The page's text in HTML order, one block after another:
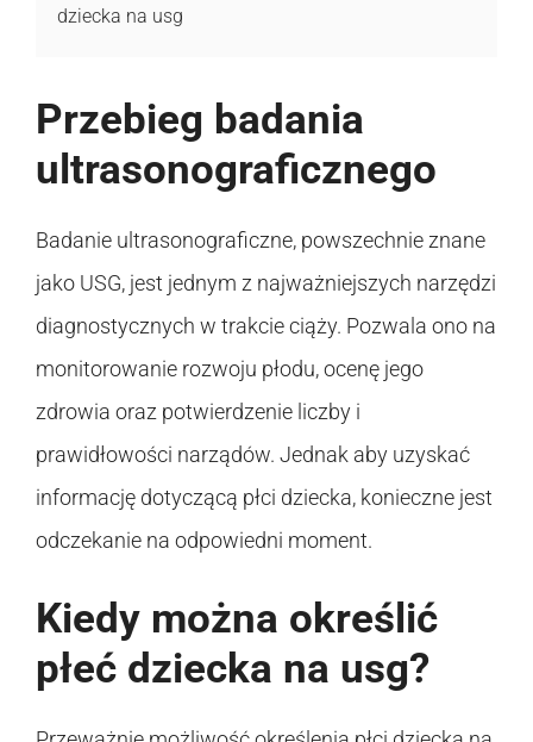
dziecka na usg
Przebieg badania
ultrasonograficznego
Badanie ultrasonograficzne, powszechnie znane
jako USG, jest jednym z najważniejszych narzędzi
diagnostycznych w trakcie ciąży. Pozwala ono na
monitorowanie rozwoju płodu, ocenę jego
zdrowia oraz potwierdzenie liczby i
prawidłowości narządów. Jednak aby uzyskać
informację dotyczącą płci dziecka, konieczne jest
odczekanie na odpowiedni moment.
Kiedy można określić
płeć dziecka na usg?